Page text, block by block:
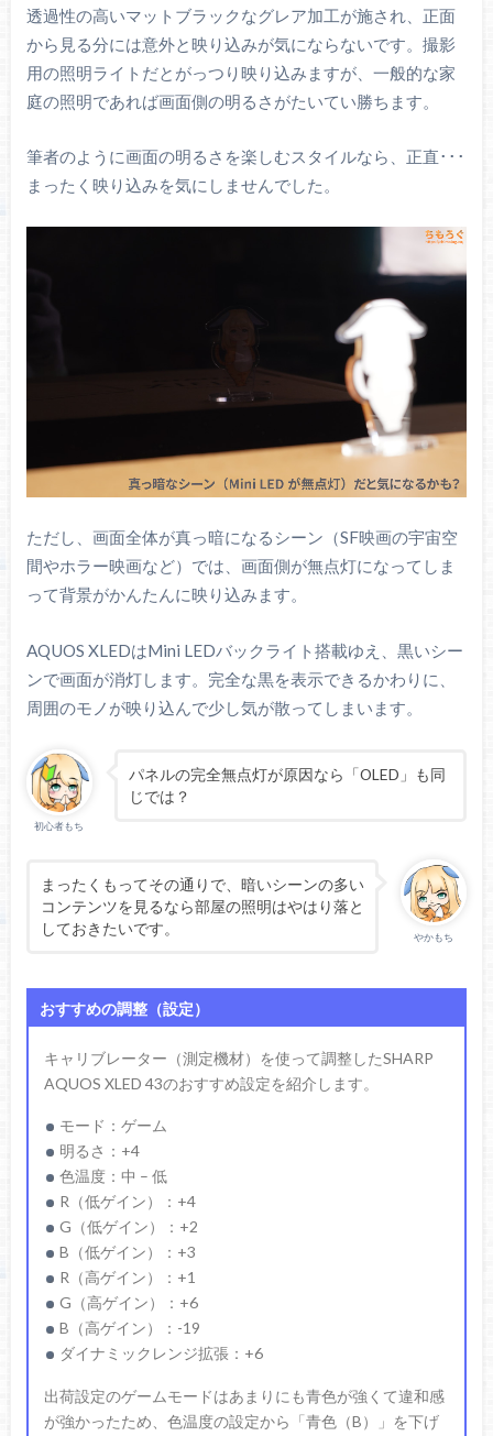
透過性の高いマットブラックなグレア加工が施され、正面
から見る分には意外と映り込みが気にならないです。撮影
用の照明ライトだとがっつり映り込みますが、一般的な家
庭の照明であれば画面側の明るさがたいてい勝ちます。
筆者のように画面の明るさを楽しむスタイルなら、正直･･･
まったく映り込みを気にしませんでした。
ただし、画面全体が真っ暗になるシーン（SF映画の宇宙空
間やホラー映画など）では、画面側が無点灯になってしま
って背景がかんたんに映り込みます。
AQUOS XLEDはMini LEDバックライト搭載ゆえ、黒いシー
ンで画面が消灯します。完全な黒を表示できるかわりに、
周囲のモノが映り込んで少し気が散ってしまいます。
初心者もち
パネルの完全無点灯が原因なら「OLED」も同
じでは？
やかもち
まったくもってその通りで、暗いシーンの多い
コンテンツを見るなら部屋の照明はやはり落と
しておきたいです。
おすすめの調整（設定）
キャリブレーター（測定機材）を使って調整したSHARP
AQUOS XLED 43のおすすめ設定を紹介します。
モード：ゲーム
明るさ：+4
色温度：中 – 低
R（低ゲイン）：+4
G（低ゲイン）：+2
B（低ゲイン）：+3
R（高ゲイン）：+1
G（高ゲイン）：+6
B（高ゲイン）：-19
ダイナミックレンジ拡張：+6
出荷設定のゲームモードはあまりにも青色が強くて違和感
が強かったため、色温度の設定から「青色（B）」を下げ